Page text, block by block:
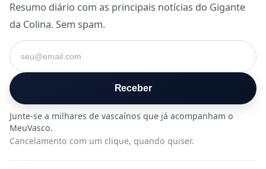
Resumo diário com as principais notícias do Gigante
da Colina. Sem spam.
Seu e-mail
Receber
Cancelamento com um clique, quando quiser.